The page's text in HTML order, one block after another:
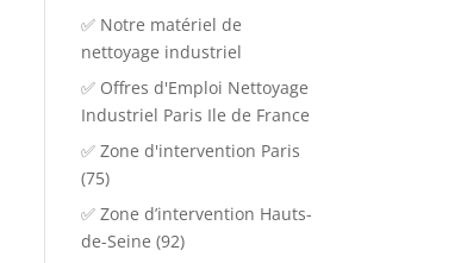
✅ Notre matériel de
nettoyage industriel
✅ Offres d'Emploi Nettoyage
Industriel Paris Ile de France
✅ Zone d'intervention Paris
(75)
✅ Zone d’intervention Hauts-
de-Seine (92)